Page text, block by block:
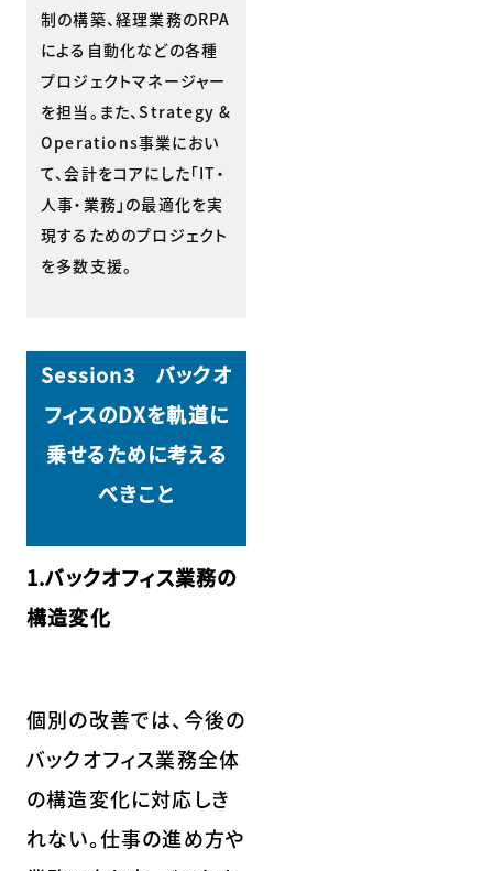
制の構築、経理業務のRPA
による自動化などの各種
プロジェクトマネージャー
を担当。また、Strategy &
Operations事業におい
て、会計をコアにした「IT・
人事・業務」の最適化を実
現するためのプロジェクト
を多数支援。
Session3 バックオ
フィスのDXを軌道に
乗せるために考える
べきこと
1.バックオフィス業務の
構造変化
個別の改善では、今後の
バックオフィス業務全体
の構造変化に対応しき
れない。仕事の進め方や